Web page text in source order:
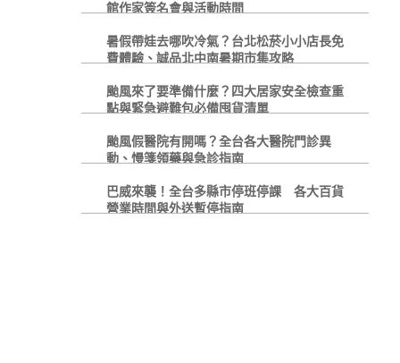
館作家簽名會與活動時間
暑假帶娃去哪吹冷氣？台北松菸小小店長免
費體驗、誠品北中南暑期市集攻略
颱風來了要準備什麼？四大居家安全檢查重
點與緊急避難包必備囤貨清單
颱風假醫院有開嗎？全台各大醫院門診異
動、慢箋領藥與急診指南
巴威來襲！全台多縣市停班停課 各大百貨
營業時間與外送暫停指南